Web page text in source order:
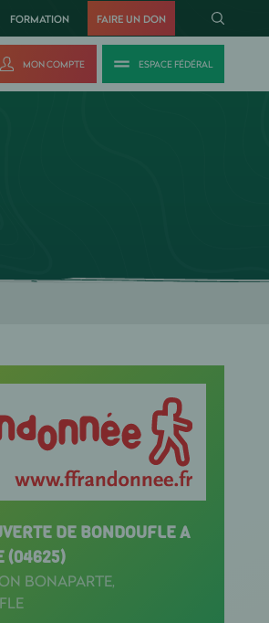
FORMATION FAIRE UN DON
MON COMPTE ESPACE FÉDÉRAL
DE BONDOUFLE A
(04625)
BONAPARTE,